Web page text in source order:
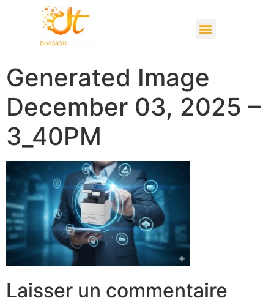
Generated Image
December 03, 2025 –
3_40PM
Laisser un commentaire